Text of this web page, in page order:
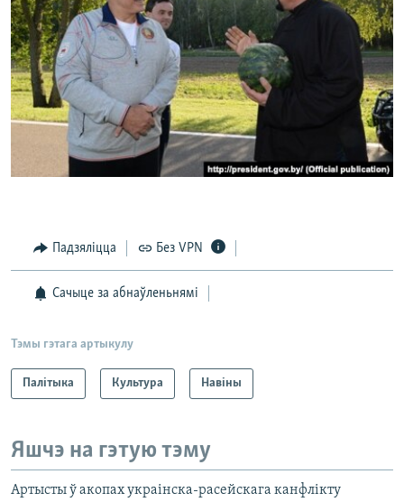
Падзяліцца Без VPN
Сачыце за абнаўленьнямі
Тэмы гэтага артыкулу
Палітыка Культура Навіны
Яшчэ на гэтую тэму
Артысты ў акопах украінска-расейскага канфлікту